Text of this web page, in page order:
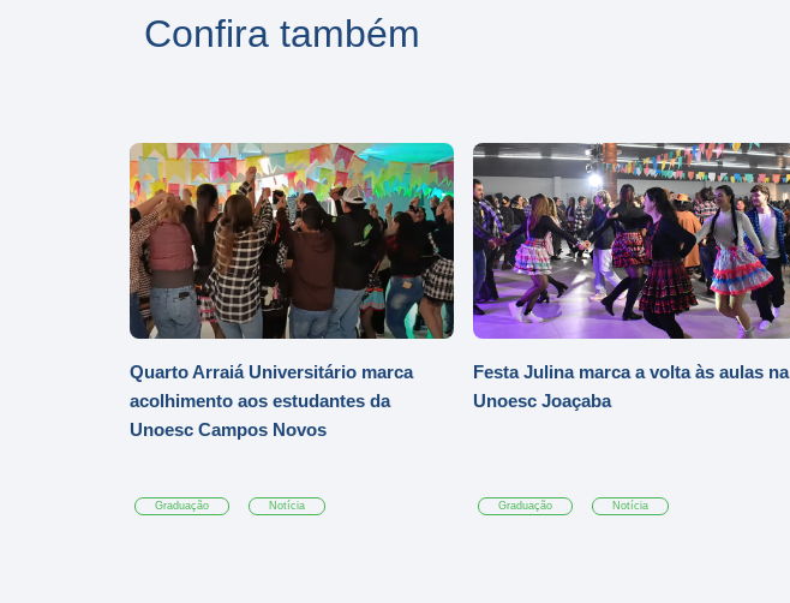
Confira também
Quarto Arraiá Universitário marca
acolhimento aos estudantes da
Unoesc Campos Novos
Graduação Notícia
Festa Julina marca a volta às aulas na
Unoesc Joaçaba
Graduação Notícia